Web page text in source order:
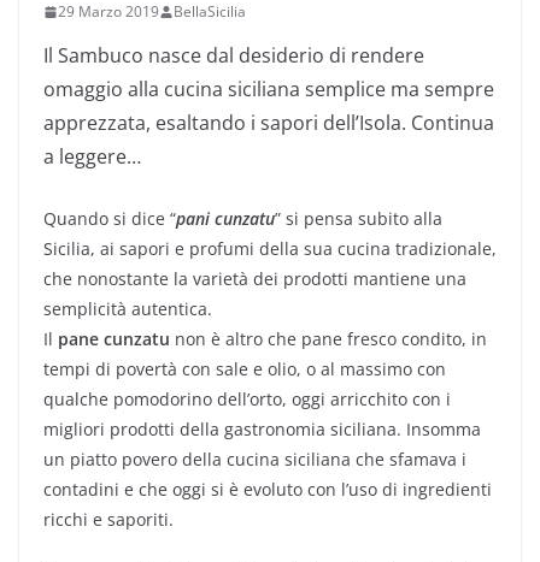
29 Marzo 2019 BellaSicilia
Il Sambuco nasce dal desiderio di rendere
omaggio alla cucina siciliana semplice ma sempre
apprezzata, esaltando i sapori dell’Isola. Continua
a leggere…
Quando si dice “pani cunzatu” si pensa subito alla
Sicilia, ai sapori e profumi della sua cucina tradizionale,
che nonostante la varietà dei prodotti mantiene una
semplicità autentica.
Il pane cunzatu non è altro che pane fresco condito, in
tempi di povertà con sale e olio, o al massimo con
qualche pomodorino dell’orto, oggi arricchito con i
migliori prodotti della gastronomia siciliana. Insomma
un piatto povero della cucina siciliana che sfamava i
contadini e che oggi si è evoluto con l’uso di ingredienti
ricchi e saporiti.